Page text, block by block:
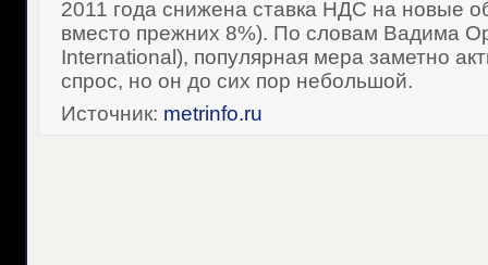
2011 года снижена ставка НДС на новые
вместо прежних 8%). По словам Вадима
International), популярная мера заметно
спрос, но он до сих пор небольшой.
Источник: metrinfo.ru